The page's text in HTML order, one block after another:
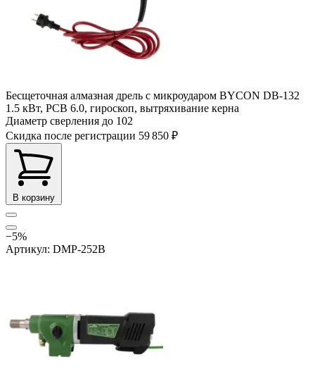
Бесщеточная алмазная дрель с микроударом BYCON DB-132
1.5 кВт, PCB 6.0, гироскоп, вытряхивание керна
Диаметр сверления до 102
Скидка после регистрации 59 850 ₽
В корзину
−5%
Артикул: DMP-252B